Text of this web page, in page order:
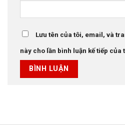
Lưu tên của tôi, email, và
này cho lần bình luận kế tiếp của